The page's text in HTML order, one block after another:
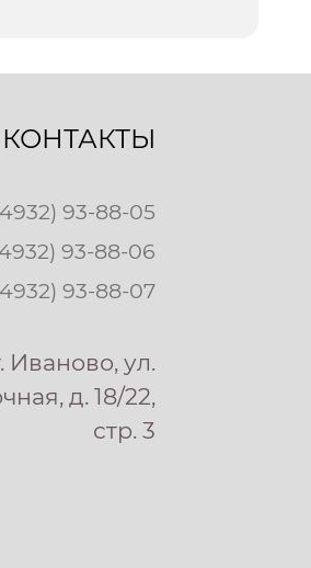
КОНТАКТЫ
93-88-05
93-88-06
93-88-07
Иваново, ул.
д. 18/22,
стр. 3